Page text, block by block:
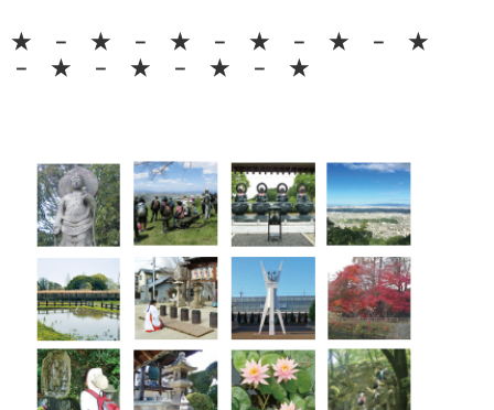
★ － ★ － ★ － ★ － ★ － ★
－ ★ － ★ － ★ － ★